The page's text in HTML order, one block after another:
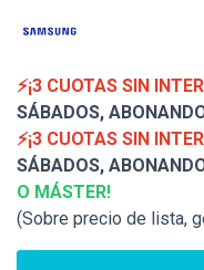
⚡¡3 CUOTAS SIN
SÁBADOS,
⚡¡3 CUOTAS SIN
SÁBADOS,
O MÁSTER!
(Sobre precio de lista,